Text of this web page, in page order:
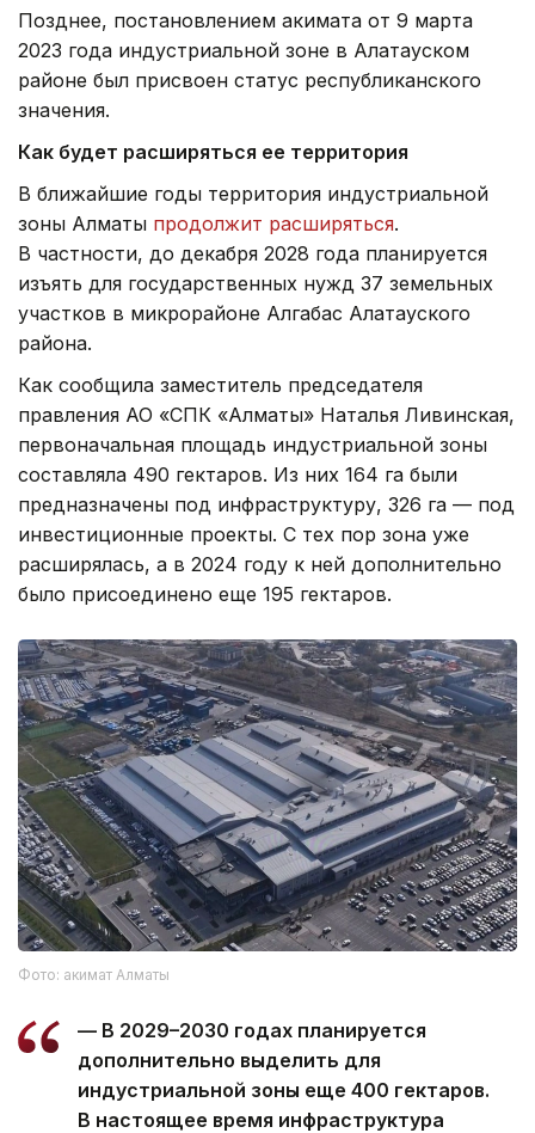
Позднее, постановлением акимата от 9 марта
2023 года индустриальной зоне в Алатауском
районе был присвоен статус республиканского
значения.
Как будет расширяться ее территория
В ближайшие годы территория индустриальной
зоны Алматы продолжит расширяться.
В частности, до декабря 2028 года планируется
изъять для государственных нужд 37 земельных
участков в микрорайоне Алгабас Алатауского
района.
Как сообщила заместитель председателя
правления АО «СПК «Алматы» Наталья Ливинская,
первоначальная площадь индустриальной зоны
составляла 490 гектаров. Из них 164 га были
предназначены под инфраструктуру, 326 га — под
инвестиционные проекты. С тех пор зона уже
расширялась, а в 2024 году к ней дополнительно
было присоединено еще 195 гектаров.
Фото: акимат Алматы
— В 2029–2030 годах планируется
дополнительно выделить для
индустриальной зоны еще 400 гектаров.
В настоящее время инфраструктура